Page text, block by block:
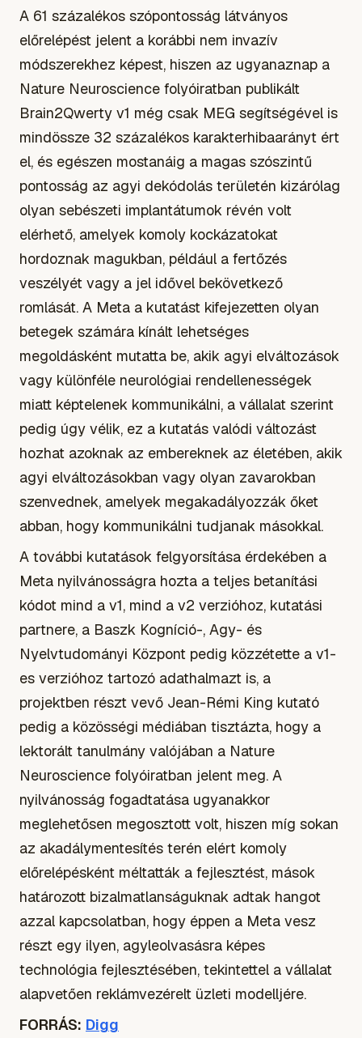
A 61 százalékos szópontosság látványos
előrelépést jelent a korábbi nem invazív
módszerekhez képest, hiszen az ugyanaznap a
Nature Neuroscience folyóiratban publikált
Brain2Qwerty v1 még csak MEG segítségével is
mindössze 32 százalékos karakterhibaarányt ért
el, és egészen mostanáig a magas szószintű
pontosság az agyi dekódolás területén kizárólag
olyan sebészeti implantátumok révén volt
elérhető, amelyek komoly kockázatokat
hordoznak magukban, például a fertőzés
veszélyét vagy a jel idővel bekövetkező
romlását. A Meta a kutatást kifejezetten olyan
betegek számára kínált lehetséges
megoldásként mutatta be, akik agyi elváltozások
vagy különféle neurológiai rendellenességek
miatt képtelenek kommunikálni, a vállalat szerint
pedig úgy vélik, ez a kutatás valódi változást
hozhat azoknak az embereknek az életében, akik
agyi elváltozásokban vagy olyan zavarokban
szenvednek, amelyek megakadályozzák őket
abban, hogy kommunikálni tudjanak másokkal.
A további kutatások felgyorsítása érdekében a
Meta nyilvánosságra hozta a teljes betanítási
kódot mind a v1, mind a v2 verzióhoz, kutatási
partnere, a Baszk Kogníció-, Agy- és
Nyelvtudományi Központ pedig közzétette a v1-
es verzióhoz tartozó adathalmazt is, a
projektben részt vevő Jean-Rémi King kutató
pedig a közösségi médiában tisztázta, hogy a
lektorált tanulmány valójában a Nature
Neuroscience folyóiratban jelent meg. A
nyilvánosság fogadtatása ugyanakkor
meglehetősen megosztott volt, hiszen míg sokan
az akadálymentesítés terén elért komoly
előrelépésként méltatták a fejlesztést, mások
határozott bizalmatlanságuknak adtak hangot
azzal kapcsolatban, hogy éppen a Meta vesz
részt egy ilyen, agyleolvasásra képes
technológia fejlesztésében, tekintettel a vállalat
alapvetően reklámvezérelt üzleti modelljére.
FORRÁS: Digg